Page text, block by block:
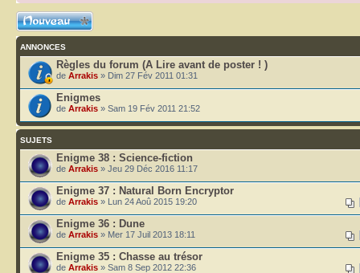
Ecrire un nouveau
sujet
ANNONCES
Règles du forum (A Lire avant de poster ! )
de Arrakis » Dim 27 Fév 2011 01:31
Enigmes
de Arrakis » Sam 19 Fév 2011 21:52
SUJETS
Enigme 38 : Science-fiction
de Arrakis » Jeu 29 Déc 2016 11:17
Enigme 37 : Natural Born Encryptor
de Arrakis » Lun 24 Aoû 2015 19:20
Enigme 36 : Dune
de Arrakis » Mer 17 Juil 2013 18:11
Enigme 35 : Chasse au trésor
de Arrakis » Sam 8 Sep 2012 22:36